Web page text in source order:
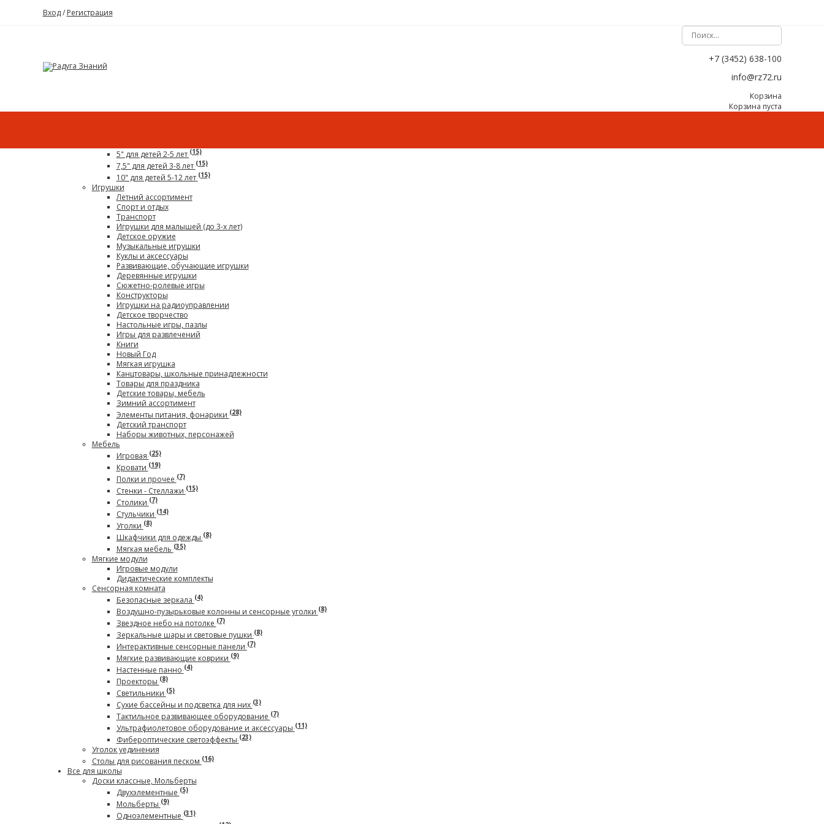
Вход/ Регистрация
+7 (3452) 638-100
info@rz72.ru
Корзина
Корзина пуста
5" для детей 2-5 лет(15)
7,5" для детей 3-8 лет(15)
10" для детей 5-12 лет(15)
Игрушки
Летний ассортимент
Спорт и отдых
Транспорт
Игрушки для малышей (до 3-х лет)
Детское оружие
Музыкальные игрушки
Куклы и аксессуары
Развивающие, обучающие игрушки
Деревянные игрушки
Сюжетно-ролевые игры
Конструкторы
Игрушки на радиоуправлении
Детское творчество
Настольные игры, пазлы
Игры для развлечений
Книги
Новый Год
Мягкая игрушка
Канцтовары, школьные принадлежности
Товары для праздника
Детские товары, мебель
Зимний ассортимент
Элементы питания, фонарики(28)
Детский транспорт
Наборы животных, персонажей
Мебель
Игровая(25)
Кровати(19)
Полки и прочее(7)
Стенки - Стеллажи(15)
Столики(7)
Стульчики(14)
Уголки(8)
Шкафчики для одежды(8)
Мягкая мебель(35)
Мягкие модули
Игровые модули
Дидактические комплекты
Сенсорная комната
Безопасные зеркала(4)
Воздушно-пузырьковые колонны и сенсорные уголки(8)
Звездное небо на потолке(7)
Зеркальные шары и световые пушки(8)
Интерактивные сенсорные панели(7)
Мягкие развивающие коврики(9)
Настенные панно(4)
Проекторы(8)
Светильники(5)
Сухие бассейны и подсветка для них(3)
Тактильное развивающее оборудование(7)
Ультрафиолетовое оборудование и аксессуары(11)
Фибероптические светоэффекты(23)
Уголок уединения
Столы для рисования песком(16)
Все для школы
Доски классные, Мольберты
Двухэлементные(5)
Мольберты(9)
Одноэлементные(31)